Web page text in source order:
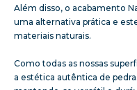
Além disso, o acabamento
uma alternativa prática e
materiais naturais.
Como todas as nossas
a estética autêntica de